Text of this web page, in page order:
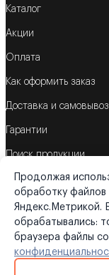
Каталог
Акции
Оплата
Как оформить заказ
Доставка и самовывоз
Гарантии
Поиск продукции
Корзина
©2026«Трубометрика»
Продолжая
обработку файлов
Яндекс.Метрикой.
обрабатывались:
браузера файлы